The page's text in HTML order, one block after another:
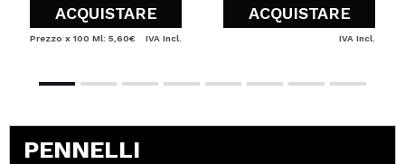
ACQUISTARE
Prezzo x 100 Ml: 5,60€ IVA Incl.
ACQUISTARE
IVA Incl.
PENNELLI